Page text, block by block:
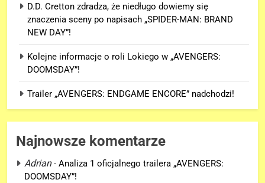
D.D. Cretton zdradza, że niedługo dowiemy się
znaczenia sceny po napisach „SPIDER-MAN: BRAND
NEW DAY”!
Kolejne informacje o roli Lokiego w „AVENGERS:
DOOMSDAY”!
Trailer „AVENGERS: ENDGAME ENCORE” nadchodzi!
Najnowsze komentarze
Adrian- Analiza 1 oficjalnego trailera „AVENGERS:
DOOMSDAY”!